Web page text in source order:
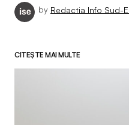
by Redactia Info Sud-
CITEȘTE MAI MULTE